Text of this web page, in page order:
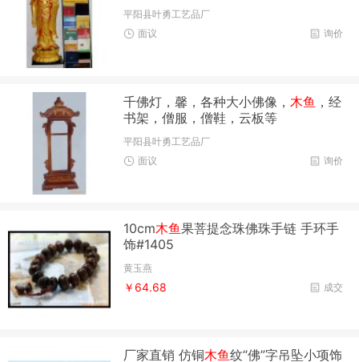
平阳县叶勇工艺品厂
询价
面议
千佛灯，馨，各种大小佛像， 木鱼 ，经
书架，僧服，僧鞋，云板等
平阳县叶勇工艺品厂
询价
面议
10cm木鱼果菩提念珠佛珠手链 手环手
饰#1405
黄玉燕
成交
￥64.68
厂家直销 仿铜木鱼纹“佛”字吊坠小项饰